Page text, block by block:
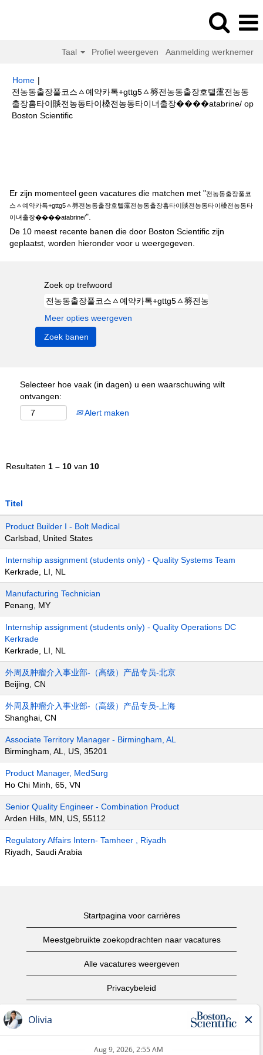
Taal Profiel weergeven Aanmelding werknemer
Home |
전농동출장풀코스ㅿ예약카톡+gttg5ㅿ簩전농동출장호텔霪전농동
출장홈타이賧전농동타이槡전농동타이녀출장����atabrine/ op
Boston Scientific(huidige
Er zijn momenteel geen vacatures die matchen met "전농동출장풀코
스ㅿ예약카톡+gttg5ㅿ簩전농동출장호텔霪전농동출장홈타이賧전농동타이槡전농동타
이녀출장����atabrine/".
De 10 meest recente banen die door Boston Scientific zijn
geplaatst, worden hieronder voor u weergegeven.
Zoek op trefwoord
Meer opties weergeven
Selecteer hoe vaak (in dagen) u een waarschuwing wilt
ontvangen:
Alert maken
Resultaten 1 – 10 van 10
Titel
Product Builder I - Bolt Medical
Carlsbad, United States
Internship assignment (students only) - Quality Systems Team
Kerkrade, LI, NL
Manufacturing Technician
Penang, MY
Internship assignment (students only) - Quality Operations DC
Kerkrade
Kerkrade, LI, NL
外周及肿瘤介入事业部-（高级）产品专员-北京
Beijing, CN
外周及肿瘤介入事业部-（高级）产品专员-上海
Shanghai, CN
Associate Territory Manager - Birmingham, AL
Birmingham, AL, US, 35201
Product Manager, MedSurg
Ho Chi Minh, 65, VN
Senior Quality Engineer - Combination Product
Arden Hills, MN, US, 55112
Regulatory Affairs Intern- Tamheer , Riyadh
Riyadh, Saudi Arabia
Startpagina voor carrières
Meestgebruikte zoekopdrachten naar vacatures
Alle vacatures weergeven
Privacybeleid
Copyright informatie